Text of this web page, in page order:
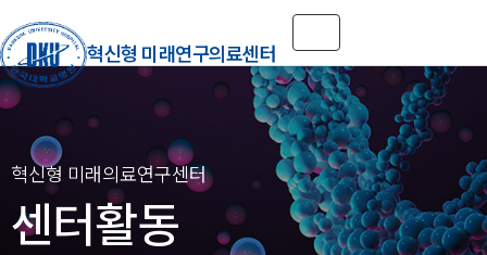
Toggle navigation
혁신형 미래연구의료센터
센터활동